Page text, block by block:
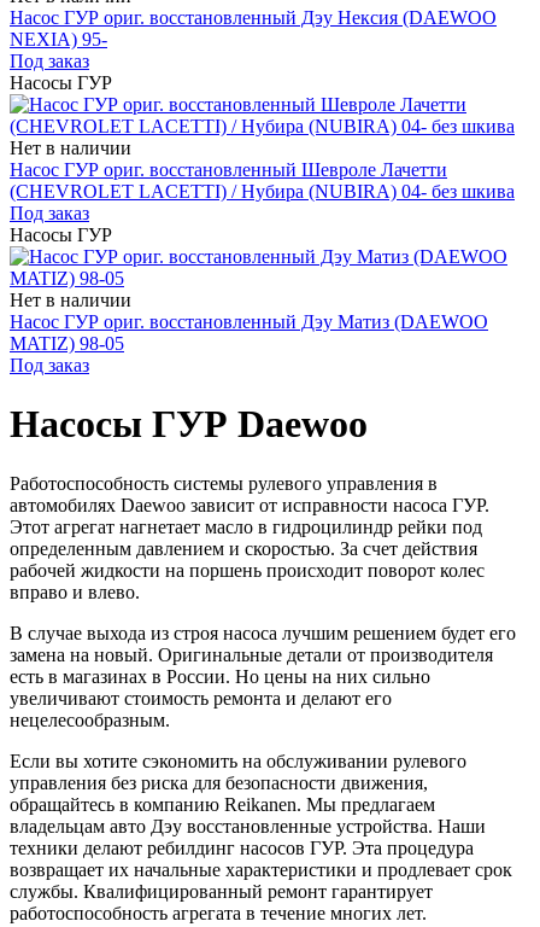
Насос ГУР ориг. восстановленный Дэу Нексия (DAEWOO
NEXIA) 95-
Под заказ
Насосы ГУР
Нет в наличии
Насос ГУР ориг. восстановленный Шевроле Лачетти
(CHEVROLET LACETTI) / Нубира (NUBIRA) 04- без шкива
Под заказ
Насосы ГУР
Нет в наличии
Насос ГУР ориг. восстановленный Дэу Матиз (DAEWOO
MATIZ) 98-05
Под заказ
Насосы ГУР Daewoo
Работоспособность системы рулевого управления в
автомобилях Daewoo зависит от исправности насоса ГУР.
Этот агрегат нагнетает масло в гидроцилиндр рейки под
определенным давлением и скоростью. За счет действия
рабочей жидкости на поршень происходит поворот колес
вправо и влево.
В случае выхода из строя насоса лучшим решением будет его
замена на новый. Оригинальные детали от производителя
есть в магазинах в России. Но цены на них сильно
увеличивают стоимость ремонта и делают его
нецелесообразным.
Если вы хотите сэкономить на обслуживании рулевого
управления без риска для безопасности движения,
обращайтесь в компанию Reikanen. Мы предлагаем
владельцам авто Дэу восстановленные устройства. Наши
техники делают ребилдинг насосов ГУР. Эта процедура
возвращает их начальные характеристики и продлевает срок
службы. Квалифицированный ремонт гарантирует
работоспособность агрегата в течение многих лет.